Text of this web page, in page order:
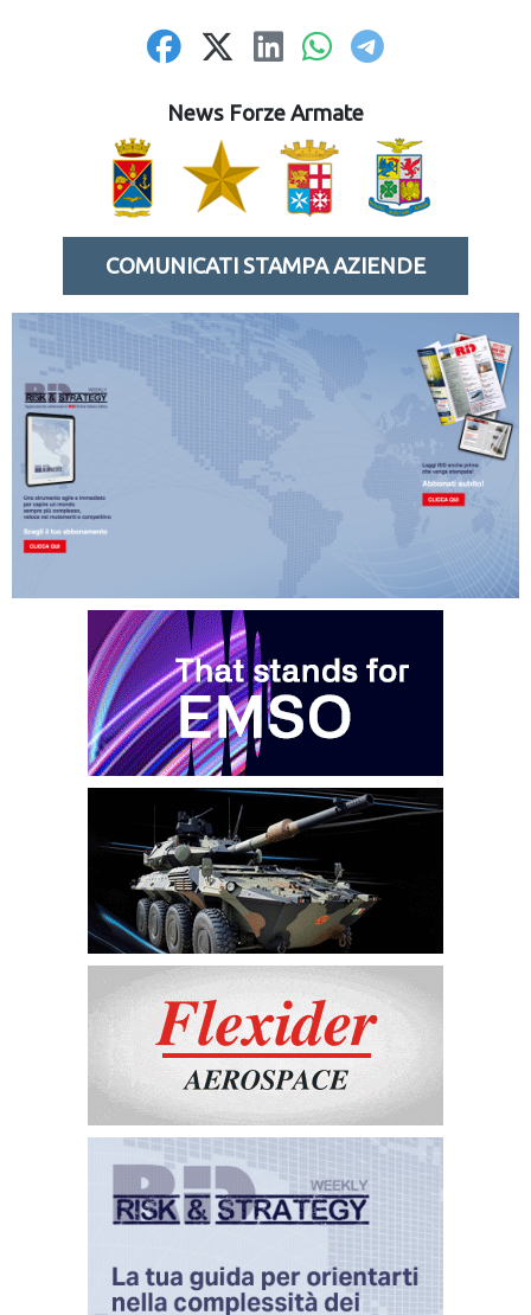
News Forze Armate
COMUNICATI STAMPA AZIENDE